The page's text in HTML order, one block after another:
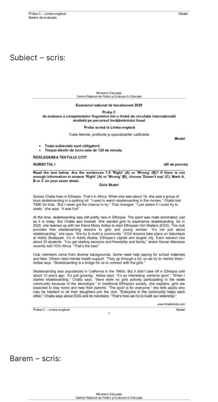
Subiect – scris:
Barem – scris: